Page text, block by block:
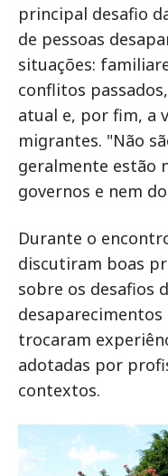
principal desafio
de pessoas
situações:
conflitos
atual e, por fim, a
migrantes. "Não
geralmente estão
governos e nem
Durante o
discutiram boas
sobre os desafios
trocaram
adotadas por
contextos.